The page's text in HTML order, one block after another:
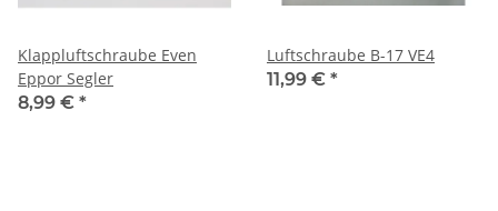
Klappluftschraube Even
Eppor Segler
8,99 € *
Luftschraube B-17 VE4
11,99 € *